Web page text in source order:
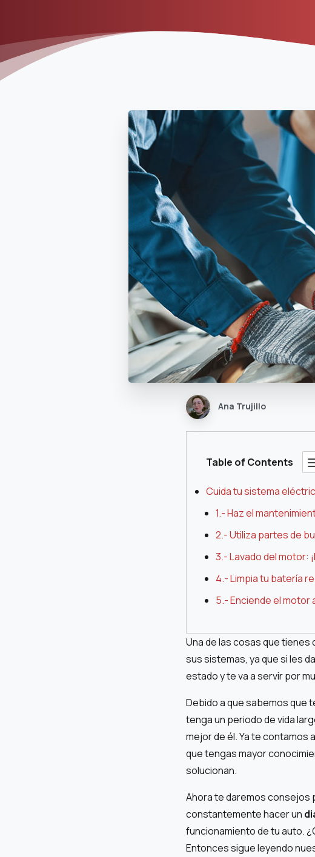
Ana Trujillo
Table of Contents
Cuida tu sistema
1.- Haz el
2.- Utiliza partes de
3.- Lavado del motor:
4.- Limpia tu batería
5.- Enciende el motor
Una de las cosas que tienes
sus sistemas, ya que si les
estado y te va a servir por
Debido a que sabemos que
tenga un periodo de vida
mejor de él. Ya te
que tengas mayor
solucionan.
Ahora te daremos consejos
constantemente hacer un
funcionamiento de tu auto.
Entonces sigue leyendo